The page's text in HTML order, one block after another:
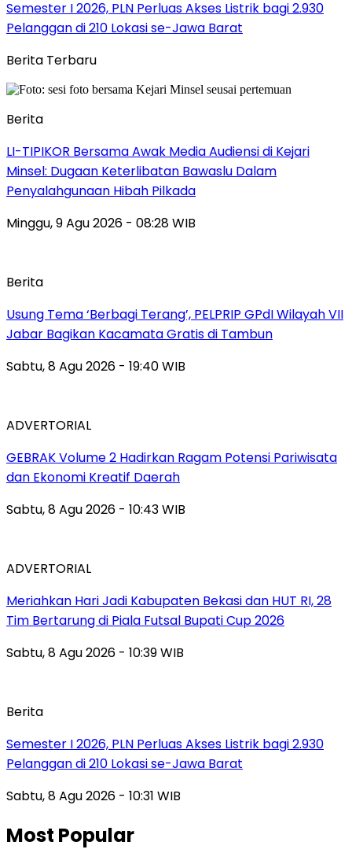
Semester I 2026, PLN Perluas Akses Listrik bagi 2.930
Pelanggan di 210 Lokasi se-Jawa Barat
Berita Terbaru
Berita
LI-TIPIKOR Bersama Awak Media Audiensi di Kejari
Minsel: Dugaan Keterlibatan Bawaslu Dalam
Penyalahgunaan Hibah Pilkada
Minggu, 9 Agu 2026 - 08:28 WIB
Berita
‎Usung Tema ‘Berbagi Terang’, PELPRIP GPdI Wilayah VII
Jabar Bagikan Kacamata Gratis di Tambun
Sabtu, 8 Agu 2026 - 19:40 WIB
ADVERTORIAL
GEBRAK Volume 2 Hadirkan Ragam Potensi Pariwisata
dan Ekonomi Kreatif Daerah
Sabtu, 8 Agu 2026 - 10:43 WIB
ADVERTORIAL
Meriahkan Hari Jadi Kabupaten Bekasi dan HUT RI, 28
Tim Bertarung di Piala Futsal Bupati Cup 2026
Sabtu, 8 Agu 2026 - 10:39 WIB
Berita
Semester I 2026, PLN Perluas Akses Listrik bagi 2.930
Pelanggan di 210 Lokasi se-Jawa Barat
Sabtu, 8 Agu 2026 - 10:31 WIB
Most Popular